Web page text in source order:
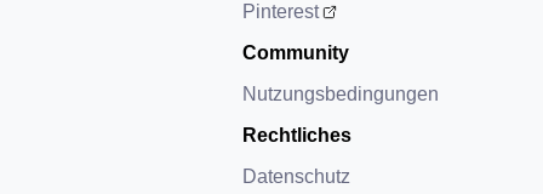
Pinterest
Community
Nutzungsbedingungen
Rechtliches
Datenschutz